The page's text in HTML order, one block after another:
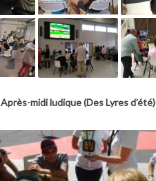
Après-midi ludique (Des Lyres d’été)